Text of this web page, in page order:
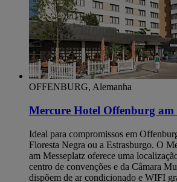
OFFENBURG, Alemanha
Mercure Hotel Offenburg am
Ideal para compromissos em
Floresta Negra ou a Estrasburgo. O
am Messeplatz oferece uma
centro de convenções e da Câmara
dispõem de ar condicionado e WIFI